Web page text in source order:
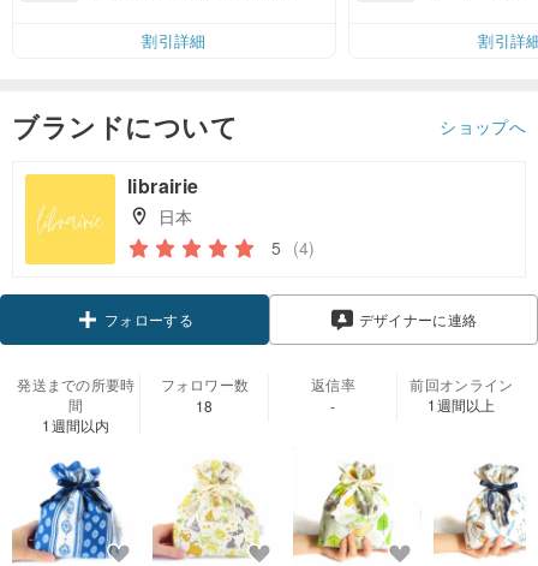
割引詳細
割引詳
ブランドについて ショップへ
librairie
日本
5 (4)
フォローする デザイナーに連絡
発送までの所要時
間
1週間以内
フォロワー数
18
返信率
-
前回オンライン
1週間以上